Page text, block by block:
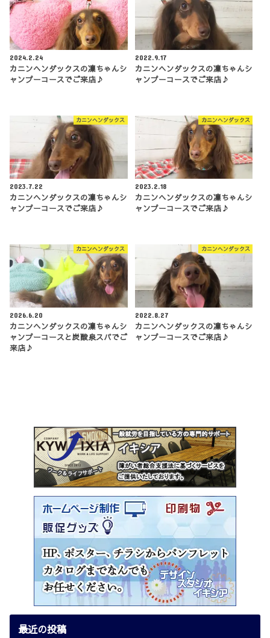
2024.2.24
カニンヘンダックスの凜ちゃんシ
ャンプーコースでご来店♪
2022.9.17
カニンヘンダックスの凜ちゃんシ
ャンプーコースでご来店♪
カニンヘンダックス
2023.7.22
カニンヘンダックスの凜ちゃんシ
ャンプーコースでご来店♪
カニンヘンダックス
2023.2.18
カニンヘンダックスの凜ちゃんシ
ャンプーコースでご来店♪
カニンヘンダックス
2026.6.20
カニンヘンダックスの凜ちゃんシ
ャンプーコースと炭酸泉スパでご
来店♪
カニンヘンダックス
2022.8.27
カニンヘンダックスの凜ちゃんシ
ャンプーコースでご来店♪
最近の投稿